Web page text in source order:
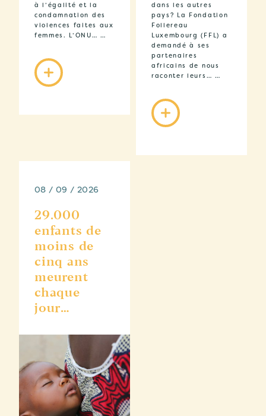
à l’égalité et la
condamnation des
violences faites aux
femmes. L’ONU… …
dans les autres
pays? La Fondation
Follereau
Luxembourg (FFL) a
demandé à ses
partenaires
africains de nous
raconter leurs… …
08 / 09 / 2026
29.000
enfants de
moins de
cinq ans
meurent
chaque
jour…